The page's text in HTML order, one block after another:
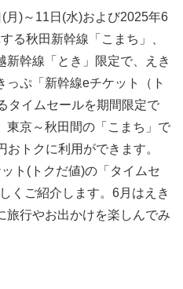
)～11日(水)および2025年6
る秋田新幹線「こまち」、
新幹線「とき」限定で、えき
っぷ「新幹線eチケット（ト
タイムセールを期間限定で
東京～秋田間の「こまち」で
トクに利用ができます。
ト(トクだ値)の「タイムセ
くご紹介します。6月はえき
旅行やお出かけを楽しんでみ